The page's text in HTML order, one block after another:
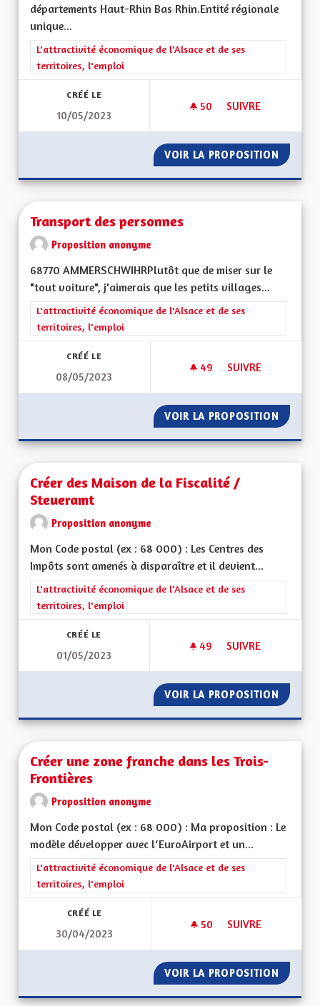
départements Haut-Rhin Bas Rhin.Entité régionale
unique...
Filtrer les résultats de la catégorie : L'attractivité
L'attractivité économique de l'Alsace et de ses
territoires, l'emploi
CRÉÉ LE
10/05/2023
50 50 ABONNÉS
SUIVRE
VOIR LA PROPOSITION
Transport des personnes
Proposition anonyme
68770 AMMERSCHWIHRPlutôt que de miser sur le
"tout voiture", j'aimerais que les petits villages...
Filtrer les résultats de la catégorie : L'attractivité
L'attractivité économique de l'Alsace et de ses
territoires, l'emploi
CRÉÉ LE
08/05/2023
49 49 ABONNÉS
SUIVRE
VOIR LA PROPOSITION
Créer des Maison de la Fiscalité /
Steueramt
Proposition anonyme
Mon Code postal (ex : 68 000) : Les Centres des
Impôts sont amenés à disparaître et il devient...
Filtrer les résultats de la catégorie : L'attractivité
L'attractivité économique de l'Alsace et de ses
territoires, l'emploi
CRÉÉ LE
01/05/2023
49 49 ABONNÉS
SUIVRE
VOIR LA PROPOSITION
Créer une zone franche dans les Trois-
Frontières
Proposition anonyme
Mon Code postal (ex : 68 000) : Ma proposition : Le
modèle développer avec l‘EuroAirport et un...
Filtrer les résultats de la catégorie : L'attractivité
L'attractivité économique de l'Alsace et de ses
territoires, l'emploi
CRÉÉ LE
30/04/2023
50 50 ABONNÉS
SUIVRE
VOIR LA PROPOSITION